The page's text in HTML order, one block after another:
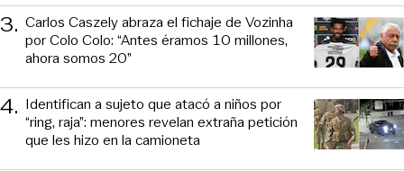
3. Carlos Caszely abraza el fichaje de Vozinha
por Colo Colo: “Antes éramos 10 millones,
ahora somos 20”
4. Identifican a sujeto que atacó a niños por
“ring, raja”: menores revelan extraña petición
que les hizo en la camioneta